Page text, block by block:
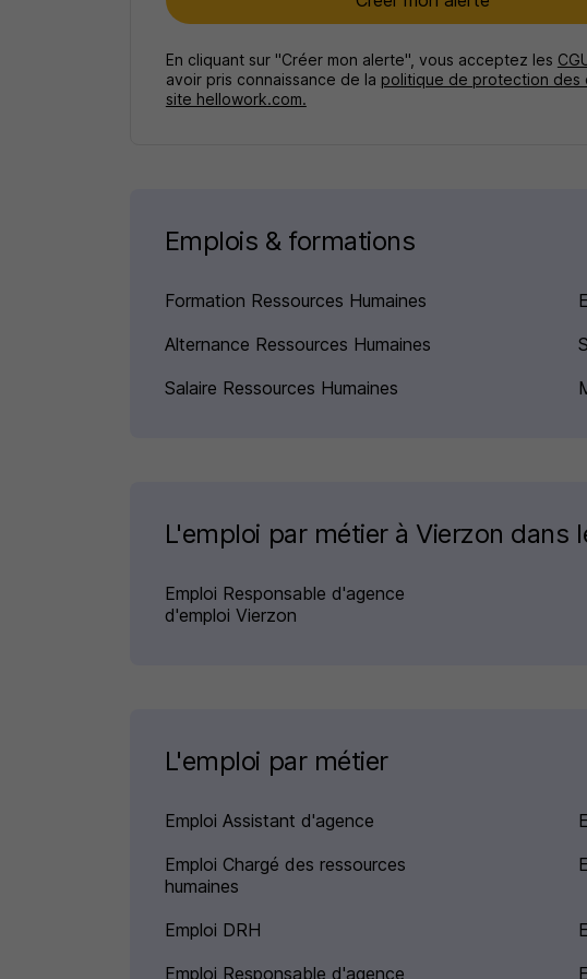
En cliquant sur "Créer mon alerte", vous acceptez les
avoir pris connaissance de la politique de protection des
site hellowork.com.
Emplois & formations
Formation Ressources Humaines
Alternance Ressources Humaines
Salaire Ressources Humaines
L'emploi par métier à Vierzon dans
Emploi Responsable d'agence
d'emploi Vierzon
L'emploi par métier
Emploi Assistant d'agence
Emploi Chargé des ressources
humaines
Emploi DRH
Emploi Responsable d'agence